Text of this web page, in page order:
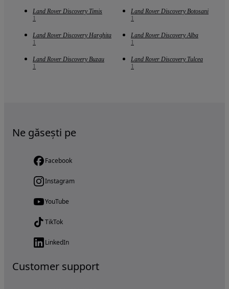
Land Rover Discovery Timis
1
Land Rover Discovery Botosani
1
Land Rover Discovery Harghita
1
Land Rover Discovery Alba
1
Land Rover Discovery Buzau
1
Land Rover Discovery Tulcea
1
Ne găsești pe
Facebook
Instagram
YouTube
TikTok
LinkedIn
Customer support